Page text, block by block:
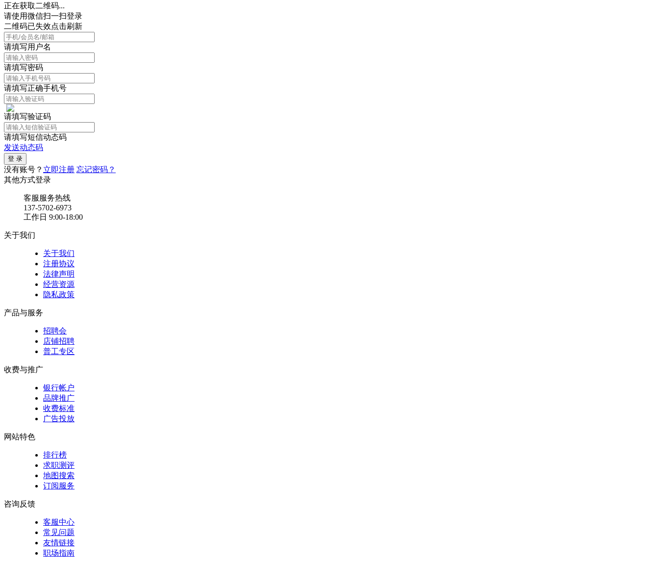
正在获取二维码...
请使用微信扫一扫登录
二维码已失效点击刷新
请填写用户名
请填写密码
请填写正确手机号
请填写验证码
请填写短信动态码
发送动态码
没有账号？ 立即注册 忘记密码？
其他方式登录
客服服务热线
137-5702-6973
工作日 9:00-18:00
关于我们
关于我们
注册协议
法律声明
经营资源
隐私政策
产品与服务
招聘会
店铺招聘
普工专区
收费与推广
银行帐户
品牌推广
收费标准
广告投放
网站特色
排行榜
求职测评
地图搜索
订阅服务
咨询反馈
客服中心
常见问题
友情链接
职场指南